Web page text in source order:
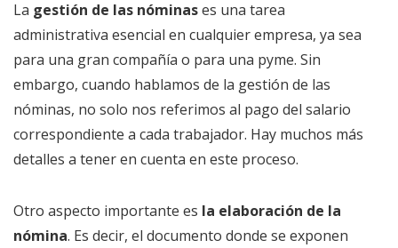
La gestión de las nóminases una tarea
administrativa esencial en cualquier empresa, ya sea
para una gran compañía o para una pyme. Sin
embargo, cuando hablamos de la gestión de las
nóminas, no solo nos referimos al pago del salario
correspondiente a cada trabajador. Hay muchos más
detalles a tener en cuenta en este proceso.
Otro aspecto importante es la elaboración de la
nómina. Es decir, el documento donde se exponen